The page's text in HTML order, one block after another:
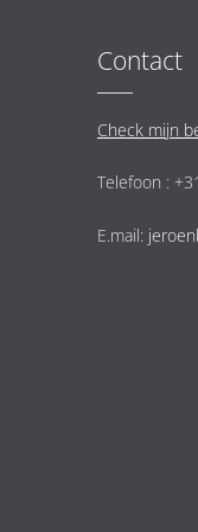
Contact
Check mijn
Telefoon :
E.mail: